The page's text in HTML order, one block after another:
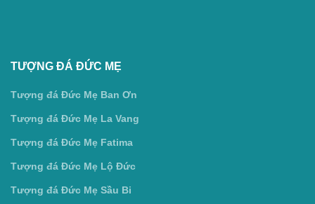
TƯỢNG ĐÁ ĐỨC MẸ
Tượng đá Đức Mẹ Ban Ơn
Tượng đá Đức Mẹ La Vang
Tượng đá Đức Mẹ Fatima
Tượng đá Đức Mẹ Lộ Đức
Tượng đá Đức Mẹ Sầu Bi